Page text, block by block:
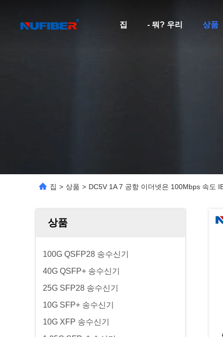
집 - 뭐? 우리 상품
집 > 상품 > DC5V 1A 7 공항 이더넷은 100Mbps 속도
상품
100G QSFP28 송수신기
40G QSFP+ 송수신기
25G SFP28 송수신기
10G SFP+ 송수신기
10G XFP 송수신기